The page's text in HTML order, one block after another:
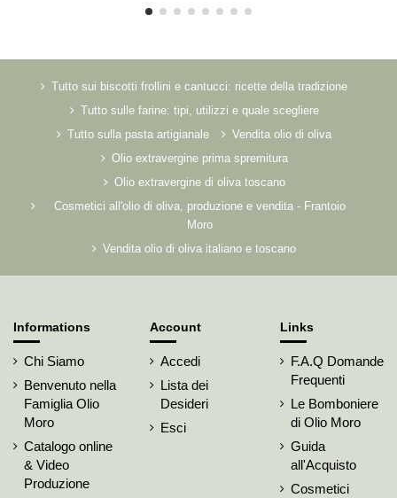
Tutto sui biscotti frollini e cantucci: ricette della tradizione
Tutto sulle farine: tipi, utilizzi e quale scegliere
Tutto sulla pasta artigianale
Vendita olio di oliva
Olio extravergine prima spremitura
Olio extravergine di oliva toscano
Cosmetici all'olio di oliva, produzione e vendita - Frantoio
Moro
Vendita olio di oliva italiano e toscano
Informations
Chi Siamo
Benvenuto nella
Famiglia Olio
Moro
Catalogo online
& Video
Produzione
Account
Accedi
Lista dei
Desideri
Esci
Links
F.A.Q Domande
Frequenti
Le Bomboniere
di Olio Moro
Guida
all'Acquisto
Cosmetici